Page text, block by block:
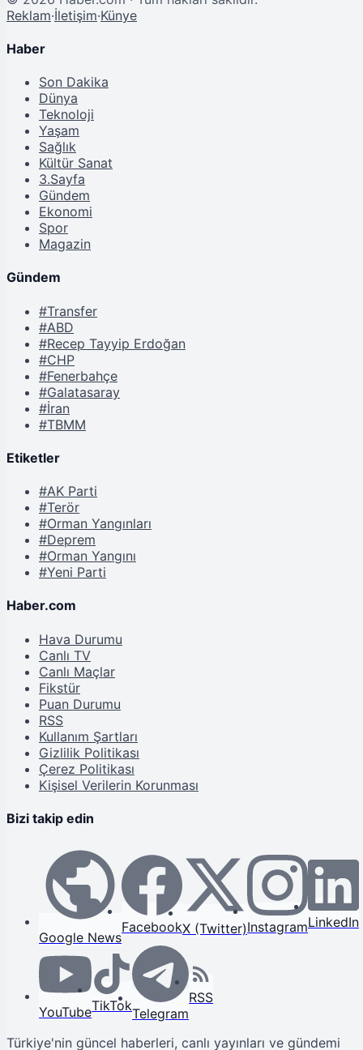
Reklam·İletişim·Künye
Haber
Son Dakika
Dünya
Teknoloji
Yaşam
Sağlık
Kültür Sanat
3.Sayfa
Gündem
Ekonomi
Spor
Magazin
Gündem
#Transfer
#ABD
#Recep Tayyip Erdoğan
#CHP
#Fenerbahçe
#Galatasaray
#İran
#TBMM
Etiketler
#AK Parti
#Terör
#Orman Yangınları
#Deprem
#Orman Yangını
#Yeni Parti
Haber.com
Hava Durumu
Canlı TV
Canlı Maçlar
Fikstür
Puan Durumu
RSS
Kullanım Şartları
Gizlilik Politikası
Çerez Politikası
Kişisel Verilerin Korunması
Bizi takip edin
Google News
FacebookX (Twitter)InstagramLinkedIn
YouTubeTikTokTelegram
RSS
Türkiye'nin güncel haberleri, canlı yayınları ve gündemi